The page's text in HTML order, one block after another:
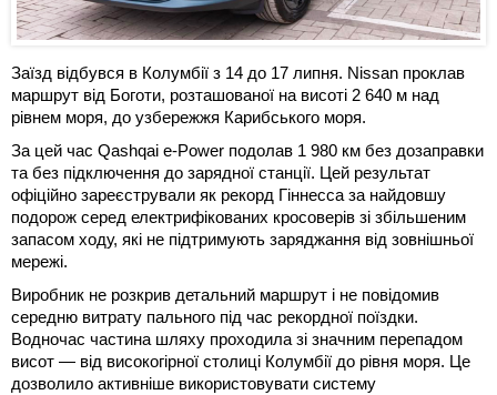
Заїзд відбувся в Колумбії з 14 до 17 липня. Nissan проклав
маршрут від Боготи, розташованої на висоті 2 640 м над
рівнем моря, до узбережжя Карибського моря.
За цей час Qashqai e-Power подолав 1 980 км без дозаправки
та без підключення до зарядної станції. Цей результат
офіційно зареєстрували як рекорд Гіннесса за найдовшу
подорож серед електрифікованих кросоверів зі збільшеним
запасом ходу, які не підтримують заряджання від зовнішньої
мережі.
Виробник не розкрив детальний маршрут і не повідомив
середню витрату пального під час рекордної поїздки.
Водночас частина шляху проходила зі значним перепадом
висот — від високогірної столиці Колумбії до рівня моря. Це
дозволило активніше використовувати систему